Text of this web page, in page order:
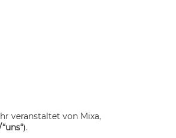
veranstaltet von Mixa,
).